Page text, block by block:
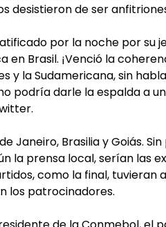
desistieron de ser
por la noche por su
en Brasil. ¡Venció la
y la Sudamericana, sin
podría darle la espalda a
Janeiro, Brasilia y Goiás.
la prensa local, serían las
como la final, tuvieran
los patrocinadores.